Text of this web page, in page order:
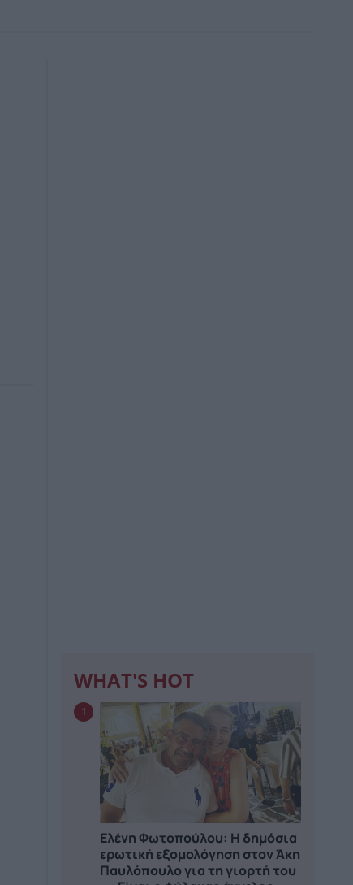
WHAT'S HOT
1
Ελένη Φωτοπούλου: Η δημόσια
ερωτική εξομολόγηση στον Άκη
Παυλόπουλο για τη γιορτή του